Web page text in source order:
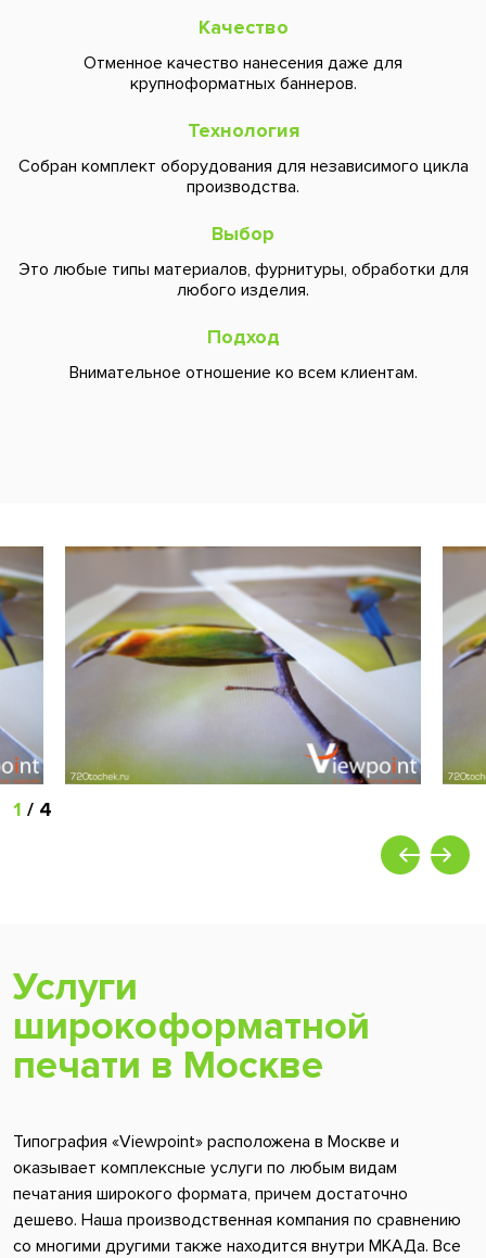
Качество
Отменное качество нанесения даже для
крупноформатных баннеров.
Технология
Собран комплект оборудования для независимого цикла
производства.
Выбор
Это любые типы материалов, фурнитуры, обработки для
любого изделия.
Подход
Внимательное отношение ко всем клиентам.
1 / 4
Услуги
широкоформатной
печати в Москве
Типография «Viewpoint» расположена в Москве и
оказывает комплексные услуги по любым видам
печатания широкого формата, причем достаточно
дешево. Наша производственная компания по сравнению
со многими другими также находится внутри МКАДа. Все